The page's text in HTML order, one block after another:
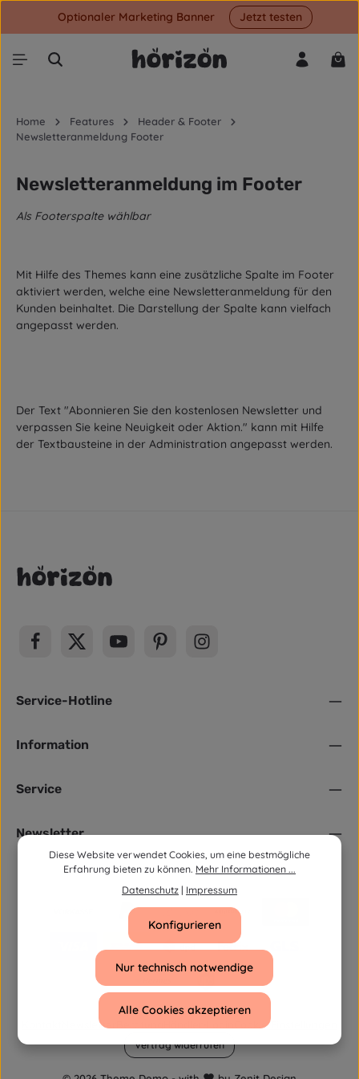
Zum Hauptinhalt springen
Optionaler Marketing Banner Jetzt testen
Home Features
Header & Footer
Newsletteranmeldung Footer
Newsletteranmeldung im Footer
Als Footerspalte wählbar
Mit Hilfe des Themes kann eine zusätzliche Spalte im Footer
aktiviert werden, welche eine Newsletteranmeldung für den
Kunden beinhaltet. Die Darstellung der Spalte kann vielfach
angepasst werden.
Der Text "Abonnieren Sie den kostenlosen Newsletter und
verpassen Sie keine Neuigkeit oder Aktion." kann mit Hilfe
der Textbausteine in der Administration angepasst werden.
Service-Hotline
Information
Service
Newsletter
Newsletter Cookie Einstellungen
Vertrag widerrufen
Diese Website verwendet Cookies, um eine bestmögliche
Erfahrung bieten zu können. Mehr Informationen ...
Datenschutz | Impressum
Nur technisch notwendige
Konfigurieren
Alle Cookies akzeptieren